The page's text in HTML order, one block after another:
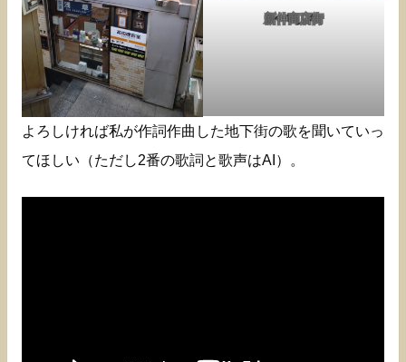
新仲商店街
よろしければ私が作詞作曲した地下街の歌を聞いていっ
てほしい（ただし2番の歌詞と歌声はAI）。